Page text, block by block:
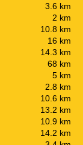
3.6 km
2 km
10.8 km
16 km
14.3 km
68 km
5 km
2.8 km
10.6 km
13.2 km
10.9 km
14.2 km